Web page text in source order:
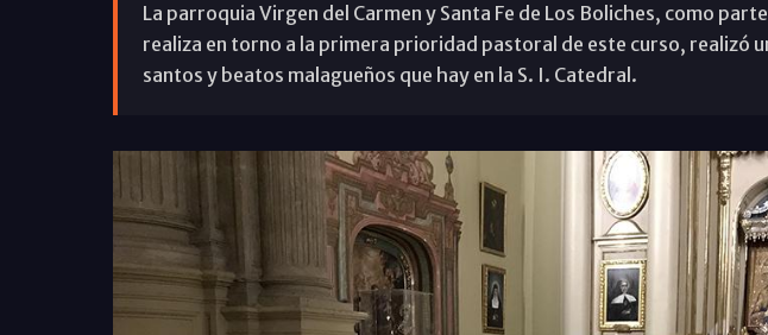
La parroquia Virgen del Carmen y Santa Fe de Los Boliches, como
realiza en torno a la primera prioridad pastoral de este curso, realizó
santos y beatos malagueños que hay en la S. I. Catedral.